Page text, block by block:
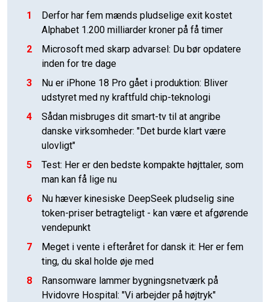
1
Derfor har fem mænds pludselige exit kostet
Alphabet 1.200 milliarder kroner på få timer
2
Microsoft med skarp advarsel: Du bør opdatere
inden for tre dage
3
Nu er iPhone 18 Pro gået i produktion: Bliver
udstyret med ny kraftfuld chip-teknologi
4
Sådan misbruges dit smart-tv til at angribe
danske virksomheder: "Det burde klart være
ulovligt"
5
Test: Her er den bedste kompakte højttaler, som
man kan få lige nu
6
Nu hæver kinesiske DeepSeek pludselig sine
token-priser betragteligt - kan være et afgørende
vendepunkt
7
Meget i vente i efteråret for dansk it: Her er fem
ting, du skal holde øje med
8
Ransomware lammer bygningsnetværk på
Hvidovre Hospital: "Vi arbejder på højtryk"